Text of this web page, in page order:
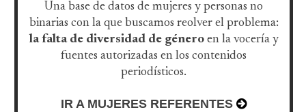
Una base de datos de mujeres y personas no
binarias con la que buscamos reolver el problema:
la falta de diversidad de género en la vocería y
fuentes autorizadas en los contenidos
periodísticos.
IR A MUJERES REFERENTES